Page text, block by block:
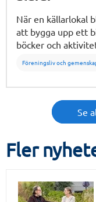
När en källarlokal
att bygga upp ett
böcker och
självklar
Lagmannen.
Föreningsliv och
Se
Fler